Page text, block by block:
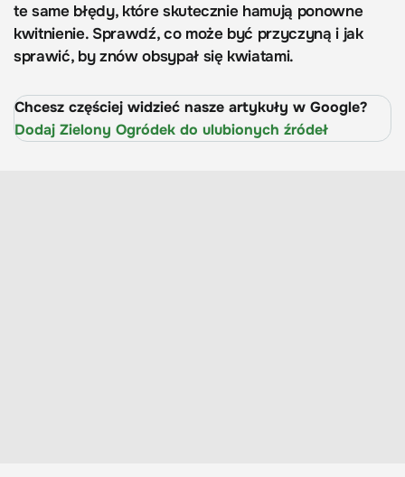
te same błędy, które skutecznie hamują ponowne
kwitnienie. Sprawdź, co może być przyczyną i jak
sprawić, by znów obsypał się kwiatami.
Chcesz częściej widzieć nasze artykuły w Google?
Dodaj Zielony Ogródek do ulubionych źródeł